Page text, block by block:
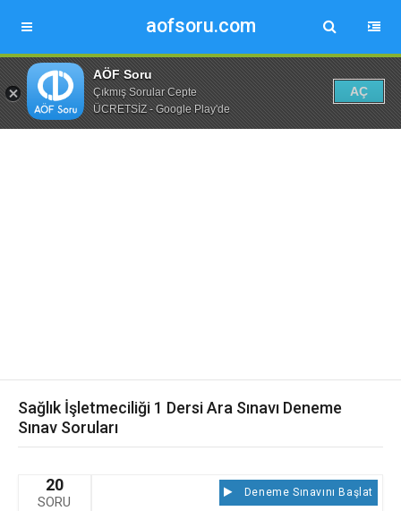
aofsoru.com
AÖF Soru
Çıkmış Sorular Cepte
ÜCRETSİZ - Google Play'de
AÇ
Sağlık İşletmeciliği 1 Dersi Ara Sınavı Deneme
Sınav Soruları
20
SORU
Deneme Sınavını Başlat